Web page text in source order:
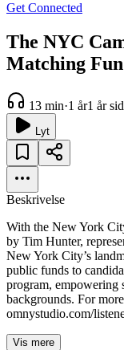
Get Connected
The NYC
Matching
13 min·1 år1 år
Lyt
Beskrivelse
With the New York
by Tim Hunter,
New York City’s
public funds to
program, empowering
backgrounds. For
omnystudio.com/
Vis mere